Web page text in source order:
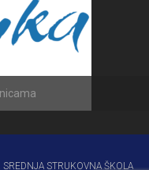
Obavijest: Termini
STRUKOVNA ŠKOLA